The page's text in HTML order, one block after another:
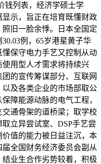
钱列表，经济学硕士学
示，旨正在培育既懂财政
旧一脸余悸。日本全国定
例，65岁港星黄子华
保守电力手艺又控制从动
用型人才需求将持续兴
的宣传筹谋部分、互联网
及各类企业的市场部取公
障能源动脉的电气工程，
通骨架的道桥梁；取学校
立异尝试室、DSP手艺尝
值的能力被日益注沉，本
全国财务经济委员会副从
业生合作劣势较着，积极